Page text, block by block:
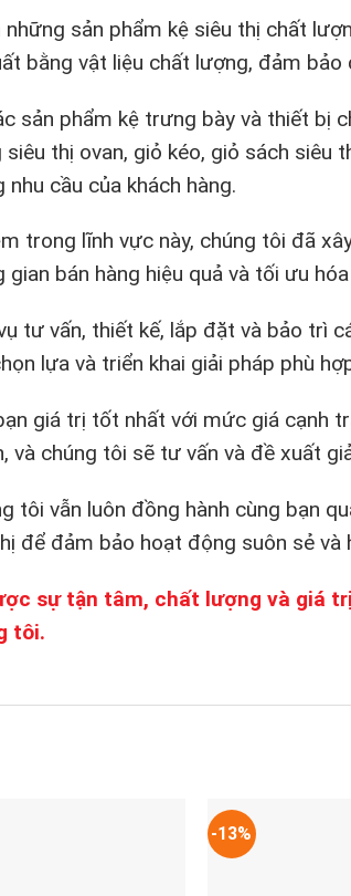
sản phẩm kệ siêu thị chất
bằng vật liệu chất lượng, đảm
sản phẩm kệ trưng bày và thiết bị
thị ovan, giỏ kéo, giỏ sách siêu
cầu của khách hàng.
trong lĩnh vực này, chúng tôi đã
bán hàng hiệu quả và tối ưu
tư vấn, thiết kế, lắp đặt và bảo trì
lựa và triển khai giải pháp phù
giá trị tốt nhất với mức giá cạnh
chúng tôi sẽ tư vấn và đề xuất
tôi vẫn luôn đồng hành cùng bạn
để đảm bảo hoạt động suôn sẻ và
sự tận tâm, chất lượng và giá
tôi.
-13%